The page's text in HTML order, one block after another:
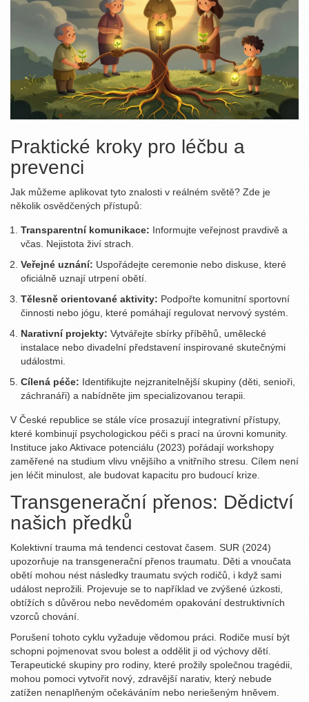
Praktické kroky pro léčbu a
prevenci
Jak můžeme aplikovat tyto znalosti v reálném světě? Zde je
několik osvědčených přístupů:
Transparentní komunikace: Informujte veřejnost pravdivě a
včas. Nejistota živí strach.
Veřejné uznání: Uspořádejte ceremonie nebo diskuse, které
oficiálně uznají utrpení obětí.
Tělesně orientované aktivity: Podpořte komunitní sportovní
činnosti nebo jógu, které pomáhají regulovat nervový systém.
Narativní projekty: Vytvářejte sbírky příběhů, umělecké
instalace nebo divadelní představení inspirované skutečnými
událostmi.
Cílená péče: Identifikujte nejzranitelnější skupiny (děti, senioři,
záchranáři) a nabídněte jim specializovanou terapii.
V České republice se stále více prosazují integrativní přístupy,
které kombinují psychologickou péči s prací na úrovni komunity.
Instituce jako Aktivace potenciálu (2023) pořádají workshopy
zaměřené na studium vlivu vnějšího a vnitřního stresu. Cílem není
jen léčit minulost, ale budovat kapacitu pro budoucí krize.
Transgenerační přenos: Dědictví
našich předků
Kolektivní trauma má tendenci cestovat časem. SUR (2024)
upozorňuje na transgenerační přenos traumatu. Děti a vnoučata
obětí mohou nést následky traumatu svých rodičů, i když sami
událost neprožili. Projevuje se to například ve zvýšené úzkosti,
obtížích s důvěrou nebo nevědomém opakování destruktivních
vzorců chování.
Porušení tohoto cyklu vyžaduje vědomou práci. Rodiče musí být
schopni pojmenovat svou bolest a oddělit ji od výchovy dětí.
Terapeutické skupiny pro rodiny, které prožily společnou tragédii,
mohou pomoci vytvořit nový, zdravější narativ, který nebude
zatížen nenaplňeným očekáváním nebo neriešeným hněvem.